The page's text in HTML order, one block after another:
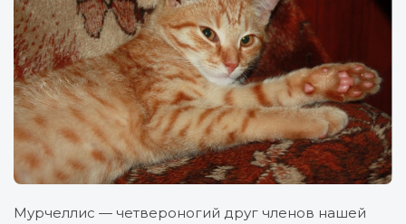
Мурчеллис — четвероногий друг членов нашей